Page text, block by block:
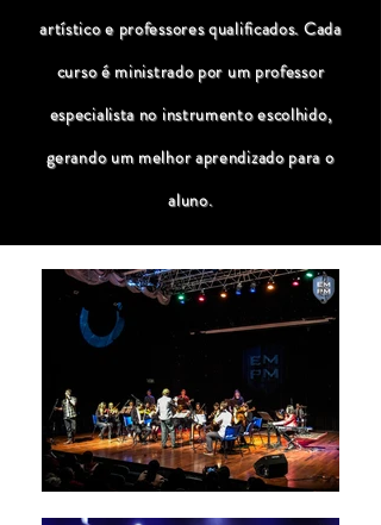
artístico e professores qualificados. Cada
curso é ministrado por um professor
especialista no instrumento escolhido,
gerando um melhor aprendizado para o
aluno.